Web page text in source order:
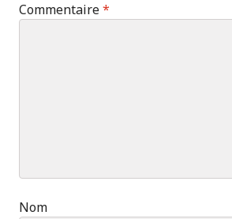
Commentaire*
Nom